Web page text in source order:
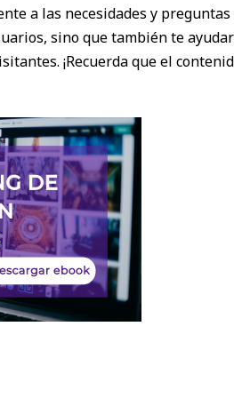
a las necesidades y
sino que también te
¡Recuerda que el